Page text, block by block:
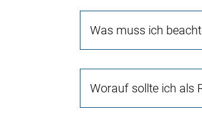
Was muss ich
Worauf sollte ich als